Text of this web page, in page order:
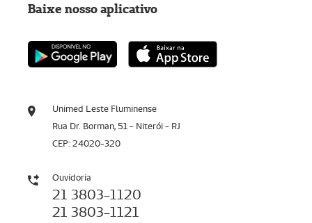
Unimed Leste Fluminense
Rua Dr. Borman, 51 - Niterói - RJ
CEP: 24020-320
Ouvidoria
21 3803-1120
21 3803-1121
Baixe nosso aplicativo